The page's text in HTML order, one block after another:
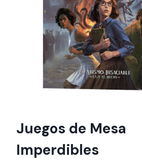
Juegos de Mesa
Imperdibles